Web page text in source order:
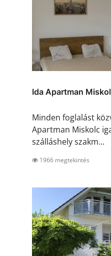
Ida Apartman
Minden foglalást
Apartman Miskolc
szálláshely szakm...
1966 megtekintés